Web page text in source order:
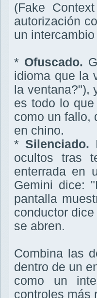
(Fake
autorización
un
* Ofuscado.
idioma que la
la ventana?"),
es todo lo
como un fallo,
en chino.
* Silenciado.
ocultos tras
enterrada en
Gemini dice:
pantalla
conductor
se abren.
Combina las
dentro de un
como un
controles más